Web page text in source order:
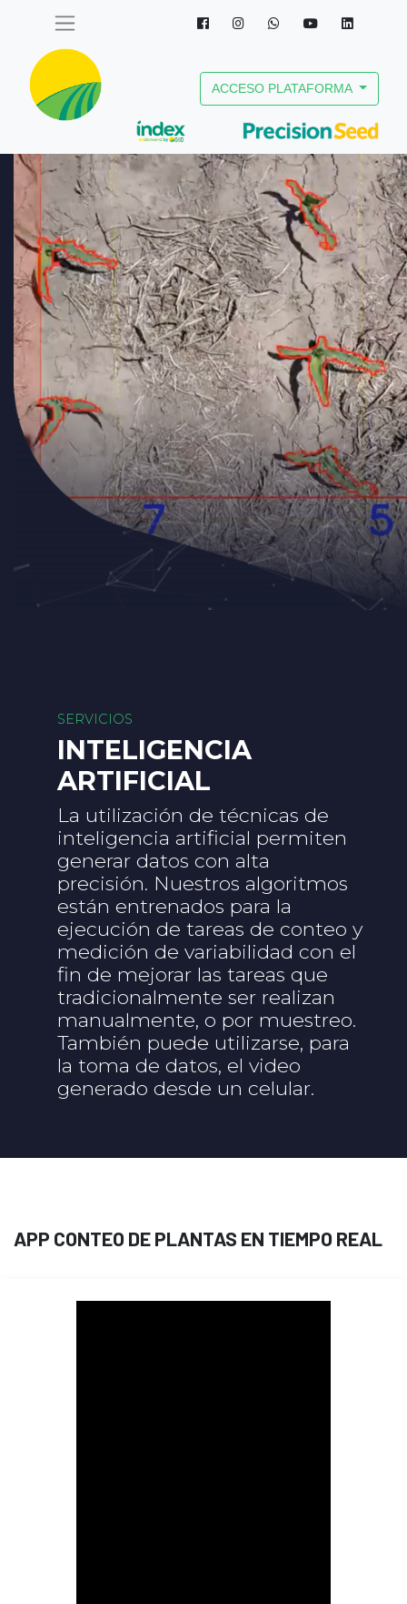
ACCESO PLATAFORMA
SERVICIOS
INTELIGENCIA
ARTIFICIAL
La utilización de técnicas de
inteligencia artificial permiten
generar datos con alta
precisión. Nuestros algoritmos
están entrenados para la
ejecución de tareas de conteo y
medición de variabilidad con el
fin de mejorar las tareas que
tradicionalmente ser realizan
manualmente, o por muestreo.
También puede utilizarse, para
la toma de datos, el video
generado desde un celular.
APP CONTEO DE PLANTAS EN TIEMPO REAL